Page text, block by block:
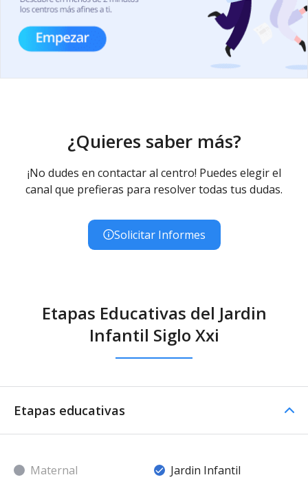
¿Quieres saber más?
¡No dudes en contactar al centro! Puedes elegir el
canal que prefieras para resolver todas tus dudas.
Solicitar Informes
Etapas Educativas del Jardin
Infantil Siglo Xxi
Etapas educativas
Maternal Jardin Infantil